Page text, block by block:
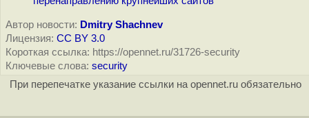
Автор новости: Dmitry Shachnev
Лицензия: CC BY 3.0
Короткая ссылка: https://opennet.ru/31726-security
Ключевые слова: security
При перепечатке указание ссылки на opennet.ru обязательно